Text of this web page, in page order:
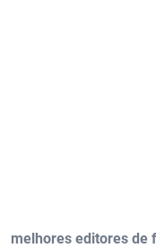
melhores editores de